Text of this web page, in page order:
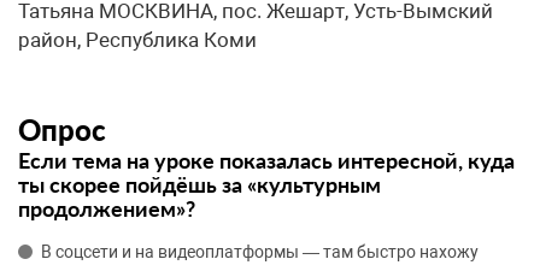
Татьяна МОСКВИНА, пос. Жешарт, Усть-Вымский
район, Республика Коми
Опрос
Если тема на уроке показалась интересной, куда
ты скорее пойдёшь за «культурным
продолжением»?
В соцсети и на видеоплатформы — там быстро нахожу